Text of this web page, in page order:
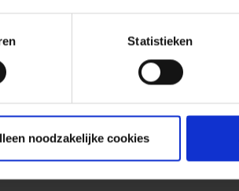
Statistieken
noodzakelijke cookies